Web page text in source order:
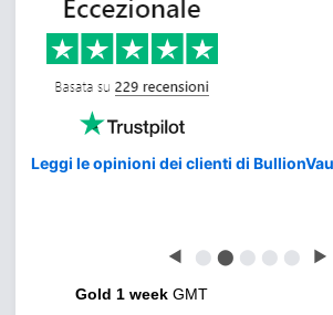
Leggi le opinioni dei clienti di
◀ ⬤ ⬤ ⬤ ⬤ ⬤ ▶
Gold 1 week GMT